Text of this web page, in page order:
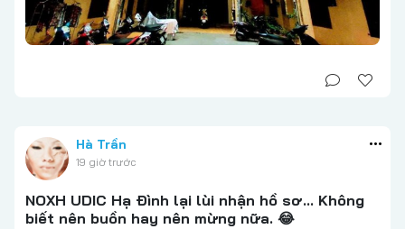
Hà Trần
19 giờ trước
NOXH UDIC Hạ Đình lại lùi nhận hồ sơ... Không
biết nên buồn hay nên mừng nữa. 😂